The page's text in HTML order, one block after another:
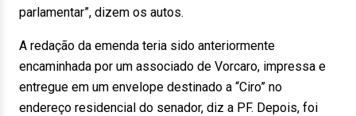
parlamentar”, dizem os autos.
A redação da emenda teria sido anteriormente
encaminhada por um associado de Vorcaro, impressa e
entregue em um envelope destinado a “Ciro” no
endereço residencial do senador, diz a PF. Depois, foi